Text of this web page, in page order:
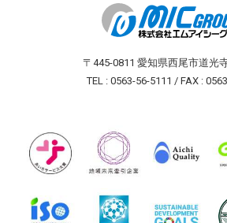
〒445-0811 愛知県西尾市道光
TEL : 0563-56-5111 / FAX :